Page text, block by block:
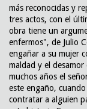
más reconocidas y
tres actos, con el
obra tiene un
enfermos", de Julio
engañar a su mujer
maldad y el
muchos años el
este engaño,
contratar a alguien